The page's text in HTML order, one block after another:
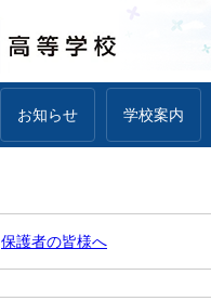
お知らせ 学校案内
保護者の皆様へ